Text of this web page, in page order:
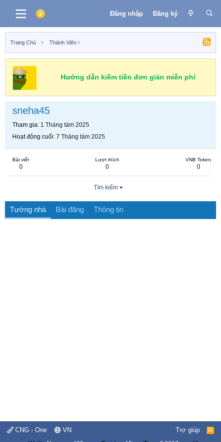
Đăng nhập Đăng ký
Trang Chủ Thành Viên
Hướng dẫn kiếm tiền đơn giản miễn phí
sneha45
Tham gia 1 Tháng tám 2025
Hoạt động cuối 7 Tháng tám 2025
Bài viết
0
Lượt thích
0
VNB Token
0
Tìm kiếm
Tường nhà Bài đăng Thông tin
CNG - One VN Trợ giúp
R